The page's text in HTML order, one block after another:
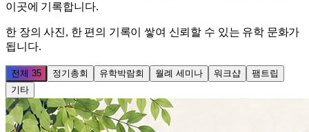
이곳에 기록합니다.
한 장의 사진, 한 편의 기록이 쌓여 신뢰할 수 있는 유학 문화가
됩니다.
전체 35 정기총회 유학박람회 월례 세미나 워크샵
팸트립
기타